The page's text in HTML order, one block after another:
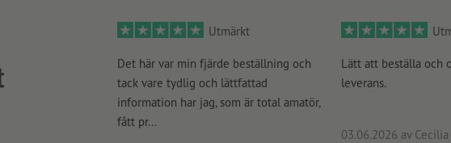
Utmärkt
Det här var min fjärde beställning och
tack vare tydlig och lättfattad
information har jag, som är total amatör,
fått pr...
Lätt att beställa och
leverans.
03.06.2026 av